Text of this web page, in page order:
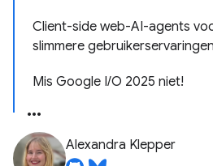
Client-side web-AI-agents
slimmere
Mis Google I/O 2025 niet!
Alexandra Klepper